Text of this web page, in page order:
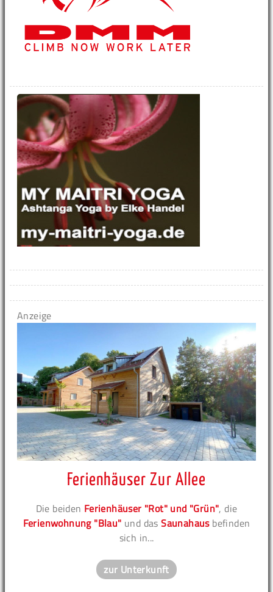
Anzeige
Ferienhäuser Zur Allee
Die beiden Ferienhäuser "Rot" und "Grün", die
Ferienwohnung "Blau" und dasSaunahausbefinden
sich in...
zur Unterkunft